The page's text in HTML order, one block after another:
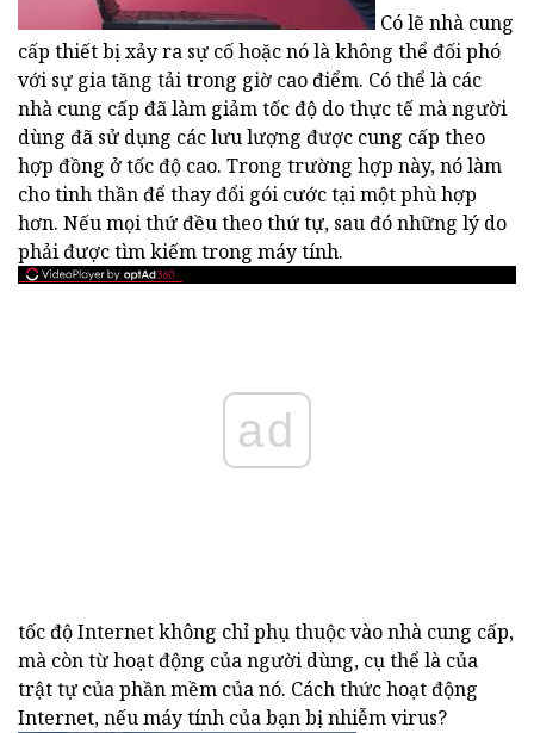
Có lẽ nhà cung
cấp thiết bị xảy ra sự cố hoặc nó là không thể đối phó
với sự gia tăng tải trong giờ cao điểm. Có thể là các
nhà cung cấp đã làm giảm tốc độ do thực tế mà người
dùng đã sử dụng các lưu lượng được cung cấp theo
hợp đồng ở tốc độ cao. Trong trường hợp này, nó làm
cho tinh thần để thay đổi gói cước tại một phù hợp
hơn. Nếu mọi thứ đều theo thứ tự, sau đó những lý do
phải được tìm kiếm trong máy tính.
ad
tốc độ Internet không chỉ phụ thuộc vào nhà cung cấp,
mà còn từ hoạt động của người dùng, cụ thể là của
trật tự của phần mềm của nó. Cách thức hoạt động
Internet, nếu máy tính của bạn bị nhiễm virus?